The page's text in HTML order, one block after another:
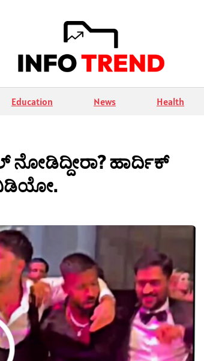
Education News Health
ನೋಡಿದ್ದೀರಾ? ಹಾರ್ದಿಕ್
ವಿಡಿಯೋ.